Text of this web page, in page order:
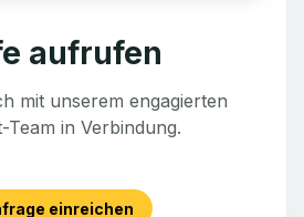
aufrufen
mit unserem engagierten
Team in Verbindung.
einreichen